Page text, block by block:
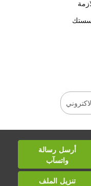
أرسل رسالة
واتسآب
تنزيل الملف